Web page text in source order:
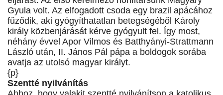
Gyula volt. Az elfogadott csoda egy brazil apácához
fűződik, aki gyógyíthatatlan betegségéből Károly
király közbenjárását kérve gyógyult fel. Így most,
néhány évvel Apor Vilmos és Batthyányi-Strattmann
László után, II. János Pál pápa a boldogok sorába
avatja az utolsó magyar királyt.
{p}
Szentté nyilvánítás